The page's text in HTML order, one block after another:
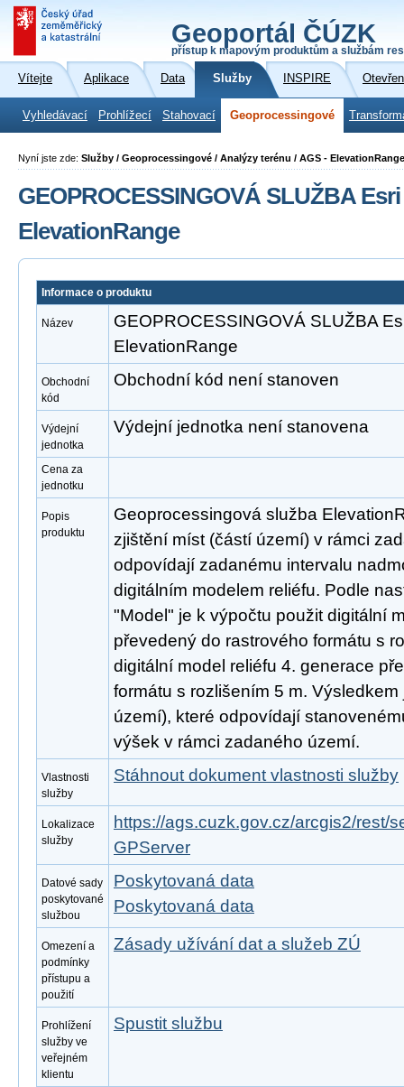
Geoportál ČÚZK
přístup k mapovým produktům a službám
Vítejte Aplikace Data Služby INSPIRE
Vyhledávací Prohlížecí Stahovací Geoprocessingové
Nyní jste zde: Služby / Geoprocessingové / Analýzy terénu / AGS - ElevationRange
GEOPROCESSINGOVÁ SLUŽBA
ElevationRange
Informace o produktu
Název
GEOPROCESSINGOVÁ SLUŽBA
ElevationRange
Obchodní
kód
Obchodní kód není stanoven
Výdejní
jednotka
Výdejní jednotka není stanovena
Cena za
jednotku
Popis
produktu
Geoprocessingová služba
zjištění míst (částí území) v rámci
odpovídají zadanému intervalu
digitálním modelem reliéfu. Podle
"Model" je k výpočtu použit digitální
převedený do rastrového formátu s
digitální model reliéfu 4. generace
formátu s rozlišením 5 m.
území), které odpovídají
výšek v rámci zadaného území.
Vlastnosti
služby
Stáhnout dokument vlastnosti služby
Lokalizace
služby
https://ags.cuzk.gov.cz/arcgis2/rest/
GPServer
Datové sady
poskytované
službou
Poskytovaná data
Poskytovaná data
Omezení a
podmínky
přístupu a
použití
Zásady užívání dat a služeb ZÚ
Prohlížení
služby ve
veřejném
klientu
Spustit službu